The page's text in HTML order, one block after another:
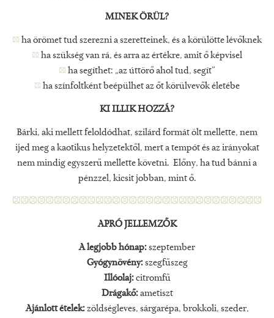
MINEK ÖRÜL?
ha örömet tud szerezni a szeretteinek, és a körülötte lévőknek
ha szükség van rá, és arra az értékre, amit ő képvisel
ha segíthet: „az úttörő ahol tud, segít”
ha színfoltként beépülhet az őt körülvevők életébe
KI ILLIK HOZZÁ?
Bárki, aki mellett feloldódhat, szilárd formát ölt mellette, nem
ijed meg a kaotikus helyzetektől, mert a tempót és az irányokat
nem mindig egyszerű mellette követni. Előny, ha tud bánni a
pénzzel, kicsit jobban, mint ő.
APRÓ JELLEMZŐK
A legjobb hónap:szeptember
Gyógynövény:szegfűszeg
Illóolaj:citromfű
Drágakő:ametiszt
Ajánlott ételek:zöldségleves, sárgarépa, brokkoli, szeder,